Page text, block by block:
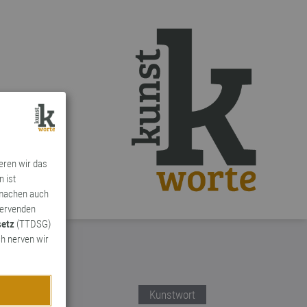
wir das
ist
auch
(TTDSG)
nerven wir
Kunstwort